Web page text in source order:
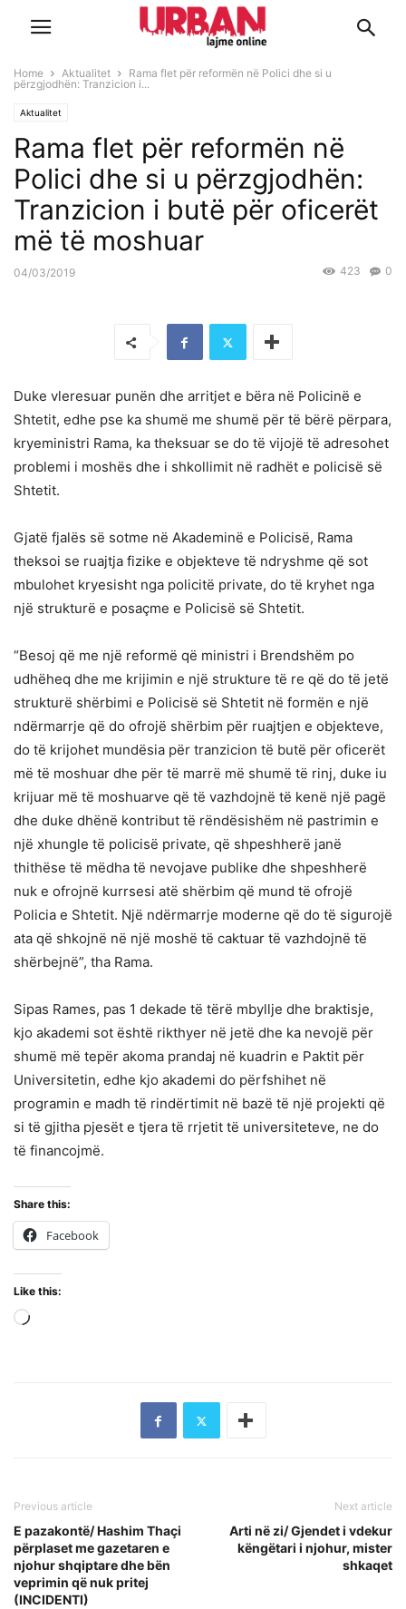
Home Aktualitet
Rama flet për reformën në Polici dhe si u
përzgjodhën: Tranzicion i...
Aktualitet
Rama flet për reformën në
Polici dhe si u përzgjodhën:
Tranzicion i butë për oficerët
më të moshuar
04/03/2019 0
423
Duke vleresuar punën dhe arritjet e bëra në Policinë e
Shtetit, edhe pse ka shumë me shumë për të bërë përpara,
kryeministri Rama, ka theksuar se do të vijojë të adresohet
problemi i moshës dhe i shkollimit në radhët e policisë së
Shtetit.
Gjatë fjalës së sotme në Akademinë e Policisë, Rama
theksoi se ruajtja fizike e objekteve të ndryshme që sot
mbulohet kryesisht nga policitë private, do të kryhet nga
një strukturë e posaçme e Policisë së Shtetit.
“Besoj që me një reformë që ministri i Brendshëm po
udhëheq dhe me krijimin e një strukture të re që do të jetë
strukturë shërbimi e Policisë së Shtetit në formën e një
ndërmarrje që do ofrojë shërbim për ruajtjen e objekteve,
do të krijohet mundësia për tranzicion të butë për oficerët
më të moshuar dhe për të marrë më shumë të rinj, duke iu
krijuar më të moshuarve që të vazhdojnë të kenë një pagë
dhe duke dhënë kontribut të rëndësishëm në pastrimin e
një xhungle të policisë private, që shpeshherë janë
thithëse të mëdha të nevojave publike dhe shpeshherë
nuk e ofrojnë kurrsesi atë shërbim që mund të ofrojë
Policia e Shtetit. Një ndërmarrje moderne që do të sigurojë
ata që shkojnë në një moshë të caktuar të vazhdojnë të
shërbejnë”, tha Rama.
Sipas Rames, pas 1 dekade të tërë mbyllje dhe braktisje,
kjo akademi sot është rikthyer në jetë dhe ka nevojë për
shumë më tepër akoma prandaj në kuadrin e Paktit për
Universitetin, edhe kjo akademi do përfshihet në
programin e madh të rindërtimit në bazë të një projekti që
si të gjitha pjesët e tjera të rrjetit të universiteteve, ne do
të financojmë.
Share this:
Facebook
Like this:
Previous article
E pazakontë/ Hashim Thaçi
përplaset me gazetaren e
njohur shqiptare dhe bën
veprimin që nuk pritej
(INCIDENTI)
Next article
Arti në zi/ Gjendet i vdekur
këngëtari i njohur, mister
shkaqet